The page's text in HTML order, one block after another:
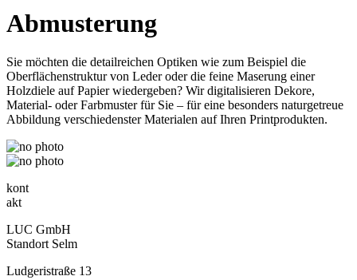
Abmusterung
Sie möchten die detailreichen Optiken wie zum Beispiel die
Oberflächenstruktur von Leder oder die feine Maserung einer
Holzdiele auf Papier wiedergeben? Wir digitalisieren Dekore,
Material- oder Farbmuster für Sie – für eine besonders naturgetreue
Abbildung verschiedenster Materialen auf Ihren Printprodukten.
kont
akt
LUC GmbH
Standort Selm
Ludgeristraße 13